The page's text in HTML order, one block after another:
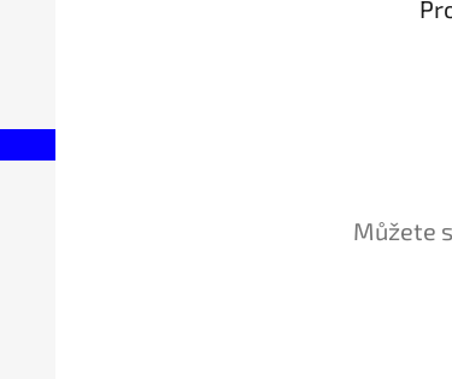
Můžete